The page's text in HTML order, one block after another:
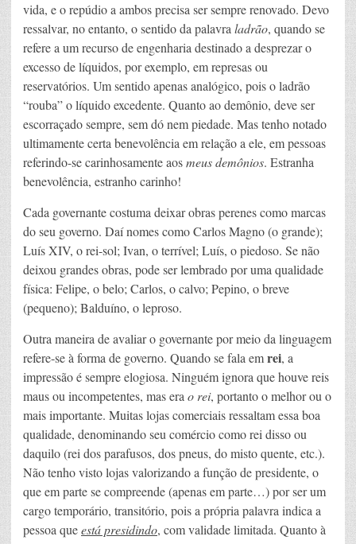
vida, e o repúdio a ambos precisa ser sempre renovado. Devo
ressalvar, no entanto, o sentido da palavraladrão, quando se
refere a um recurso de engenharia destinado a desprezar o
excesso de líquidos, por exemplo, em represas ou
reservatórios. Um sentido apenas analógico, pois o ladrão
“rouba” o líquido excedente. Quanto ao demônio, deve ser
escorraçado sempre, sem dó nem piedade. Mas tenho notado
ultimamente certa benevolência em relação a ele, em pessoas
referindo-se carinhosamente aosmeus demônios. Estranha
benevolência, estranho carinho!
Cada governante costuma deixar obras perenes como marcas
do seu governo. Daí nomes como Carlos Magno (o grande);
Luís XIV, o rei-sol; Ivan, o terrível; Luís, o piedoso. Se não
deixou grandes obras, pode ser lembrado por uma qualidade
física: Felipe, o belo; Carlos, o calvo; Pepino, o breve
(pequeno); Balduíno, o leproso.
Outra maneira de avaliar o governante por meio da linguagem
refere-se à forma de governo. Quando se fala emrei, a
impressão é sempre elogiosa. Ninguém ignora que houve reis
maus ou incompetentes, mas erao rei, portanto o melhor ou o
mais importante. Muitas lojas comerciais ressaltam essa boa
qualidade, denominando seu comércio como rei disso ou
daquilo (rei dos parafusos, dos pneus, do misto quente, etc.).
Não tenho visto lojas valorizando a função de presidente, o
que em parte se compreende (apenas em parte…) por ser um
cargo temporário, transitório, pois a própria palavra indica a
pessoa queestá presidindo, com validade limitada. Quanto à